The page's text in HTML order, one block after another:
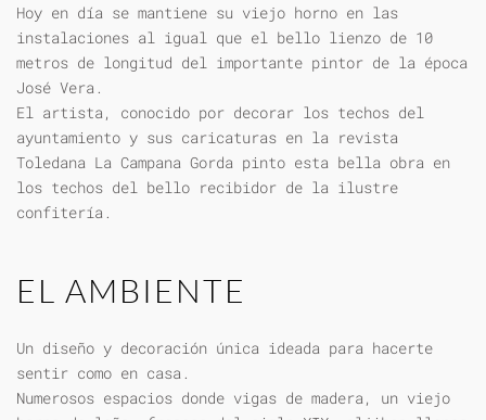
Hoy en día se mantiene su viejo horno en las
instalaciones al igual que el bello lienzo de 10
metros de longitud del importante pintor de la época
José Vera.
El artista, conocido por decorar los techos del
ayuntamiento y sus caricaturas en la revista
Toledana La Campana Gorda pinto esta bella obra en
los techos del bello recibidor de la ilustre
confitería.
EL AMBIENTE
Un diseño y decoración única ideada para hacerte
sentir como en casa.
Numerosos espacios donde vigas de madera, un viejo